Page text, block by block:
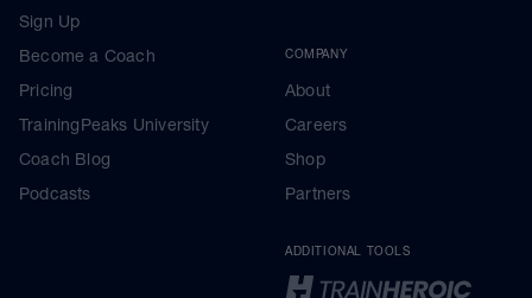
Sign Up
Become a Coach
Pricing
TrainingPeaks University
Coach Blog
Podcasts
COMPANY
About
Careers
Shop
Partners
ADDITIONAL TOOLS